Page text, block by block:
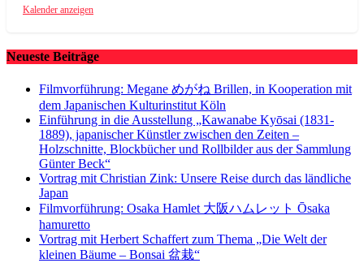
Kalender anzeigen
Neueste Beiträge
Filmvorführung: Megane めがね Brillen, in Kooperation mit
dem Japanischen Kulturinstitut Köln
Einführung in die Ausstellung „Kawanabe Kyōsai (1831-
1889), japanischer Künstler zwischen den Zeiten –
Holzschnitte, Blockbücher und Rollbilder aus der Sammlung
Günter Beck“
Vortrag mit Christian Zink: Unsere Reise durch das ländliche
Japan
Filmvorführung: Osaka Hamlet 大阪ハムレット Ōsaka
hamuretto
Vortrag mit Herbert Schaffert zum Thema „Die Welt der
kleinen Bäume – Bonsai 盆栽“